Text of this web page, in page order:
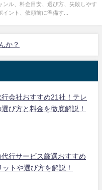
ンル、料金目安、選び方、失敗しやす
イント、依頼前に準備す...
か？
行会社おすすめ21社！テレ
び方と料金を徹底解説！
行サービス厳選おすすめ
トや選び方を解説！